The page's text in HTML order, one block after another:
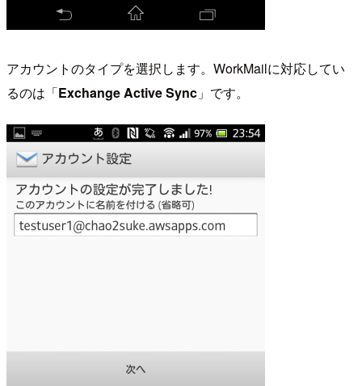
アカウントのタイプを選択します。WorkMailに対応してい
るのは「Exchange Active Sync 」です。